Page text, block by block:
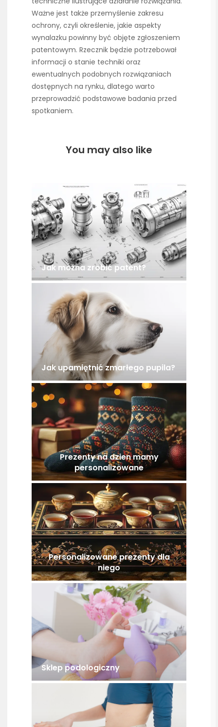
Ważne jest także przemyślenie zakresu
ochrony, czyli określenie, jakie aspekty
wynalazku powinny być objęte zgłoszeniem
patentowym. Rzecznik będzie potrzebował
informacji o stanie techniki oraz
ewentualnych podobnych rozwiązaniach
dostępnych na rynku, dlatego warto
przeprowadzić podstawowe badania przed
spotkaniem.
You may also like
Jak można zrobić patent?
Jak upamiętnić zmarłego pupila?
Prezenty na dzien mamy
personalizowane
Personalizowane prezenty dla
niego
Sklep podologiczny